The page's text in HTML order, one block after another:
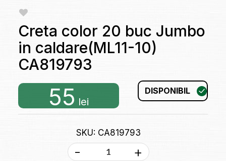
Creta color 20 buc Jumbo
in caldare(ML11-10)
CA819793
55 lei
DISPONIBIL
SKU: CA819793
- +